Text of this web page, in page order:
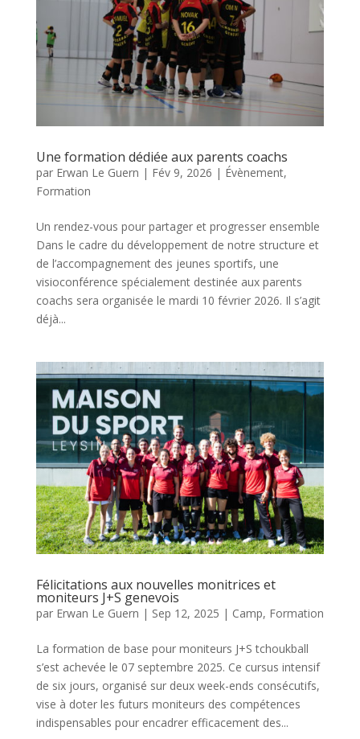
Une formation dédiée aux parents coachs
par Erwan Le Guern | Fév 9, 2026 | Évènement,
Formation
Un rendez-vous pour partager et progresser ensemble
Dans le cadre du développement de notre structure et
de l’accompagnement des jeunes sportifs, une
visioconférence spécialement destinée aux parents
coachs sera organisée le mardi 10 février 2026. Il s’agit
déjà...
Félicitations aux nouvelles monitrices et
moniteurs J+S genevois
par Erwan Le Guern | Sep 12, 2025 | Camp, Formation
La formation de base pour moniteurs J+S tchoukball
s’est achevée le 07 septembre 2025. Ce cursus intensif
de six jours, organisé sur deux week-ends consécutifs,
vise à doter les futurs moniteurs des compétences
indispensables pour encadrer efficacement des...